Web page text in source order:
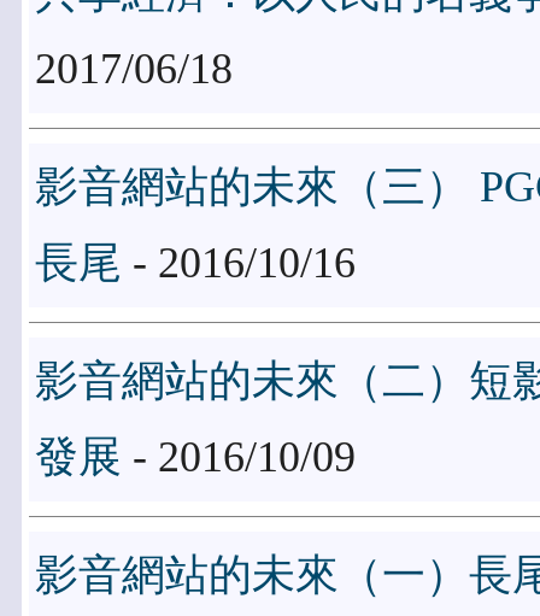
2017/06/18
影音網站的未來（三）
長尾 - 2016/10/16
影音網站的未來（二）短
發展 - 2016/10/09
影音網站的未來（一）長